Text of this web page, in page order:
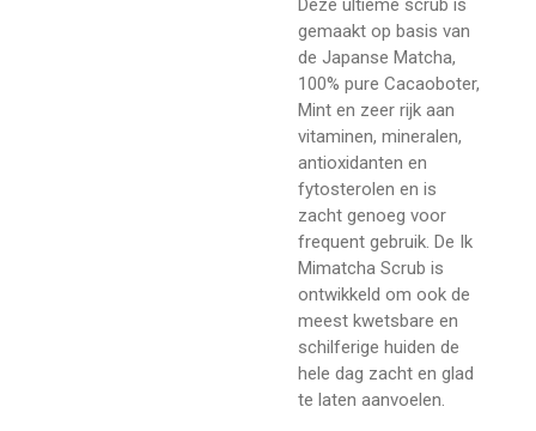
Deze ultieme scrub is
gemaakt op basis van
de Japanse Matcha,
100% pure Cacaoboter,
Mint en zeer rijk aan
vitaminen, mineralen,
antioxidanten en
fytosterolen en is
zacht genoeg voor
frequent gebruik. De Ik
Mimatcha Scrub is
ontwikkeld om ook de
meest kwetsbare en
schilferige huiden de
hele dag zacht en glad
te laten aanvoelen.